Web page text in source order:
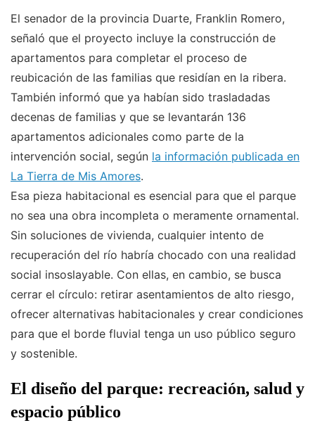
El senador de la provincia Duarte, Franklin Romero,
señaló que el proyecto incluye la construcción de
apartamentos para completar el proceso de
reubicación de las familias que residían en la ribera.
También informó que ya habían sido trasladadas
decenas de familias y que se levantarán 136
apartamentos adicionales como parte de la
intervención social, según la información publicada en
La Tierra de Mis Amores.
Esa pieza habitacional es esencial para que el parque
no sea una obra incompleta o meramente ornamental.
Sin soluciones de vivienda, cualquier intento de
recuperación del río habría chocado con una realidad
social insoslayable. Con ellas, en cambio, se busca
cerrar el círculo: retirar asentamientos de alto riesgo,
ofrecer alternativas habitacionales y crear condiciones
para que el borde fluvial tenga un uso público seguro
y sostenible.
El diseño del parque: recreación, salud y
espacio público